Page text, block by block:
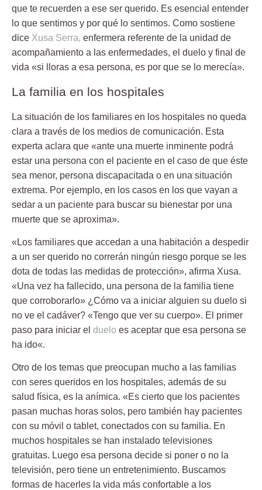
que te recuerden a ese ser querido. Es esencial entender
lo que sentimos y por qué lo sentimos. Como sostiene
dice Xusa Serra, enfermera referente de la unidad de
acompañamiento a las enfermedades, el duelo y final de
vida «si lloras a esa persona, es por que se lo merecía».
La familia en los hospitales
La situación de los familiares en los hospitales no queda
clara a través de los medios de comunicación. Esta
experta aclara que «ante una muerte inminente podrá
estar una persona con el paciente en el caso de que éste
sea menor, persona discapacitada o en una situación
extrema. Por ejemplo, en los casos en los que vayan a
sedar a un paciente para buscar su bienestar por una
muerte que se aproxima».
«Los familiares que accedan a una habitación a despedir
a un ser querido no correrán ningún riesgo porque se les
dota de todas las medidas de protección», afirma Xusa.
«Una vez ha fallecido, una persona de la familia tiene
que corroborarlo» ¿Cómo va a iniciar alguien su duelo si
no ve el cadáver? «Tengo que ver su cuerpo». El primer
paso para iniciar el duelo es aceptar que esa persona se
ha ido«.
Otro de los temas que preocupan mucho a las familias
con seres queridos en los hospitales, además de su
salud física, es la anímica. «Es cierto que los pacientes
pasan muchas horas solos, pero también hay pacientes
con su móvil o tablet, conectados con su familia. En
muchos hospitales se han instalado televisiones
gratuitas. Luego esa persona decide si poner o no la
televisión, pero tiene un entretenimiento. Buscamos
formas de hacerles la vida más confortable a los